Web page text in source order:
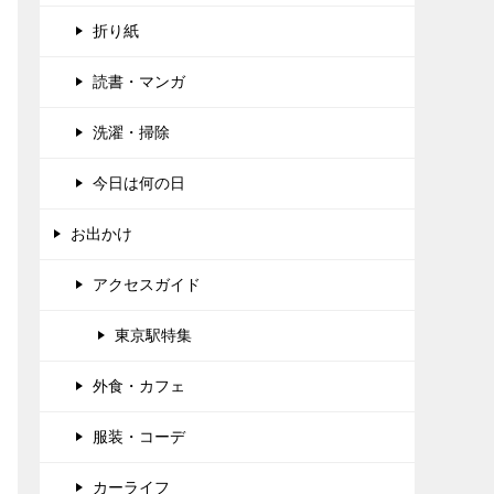
折り紙
読書・マンガ
洗濯・掃除
今日は何の日
お出かけ
アクセスガイド
東京駅特集
外食・カフェ
服装・コーデ
カーライフ